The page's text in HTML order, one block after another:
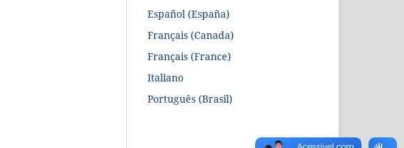
Español (España)
Français (Canada)
Français (France)
Italiano
Português (Brasil)